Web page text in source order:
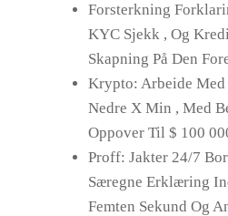
Forsterkning
KYC Sjekk , Og
Skapning På Den
Krypto: Arbeide Med
Nedre X Min , Med
Oppover Til $ 100
Proff: Jakter 24/7
Særegne Erklæring
Femten Sekund Og